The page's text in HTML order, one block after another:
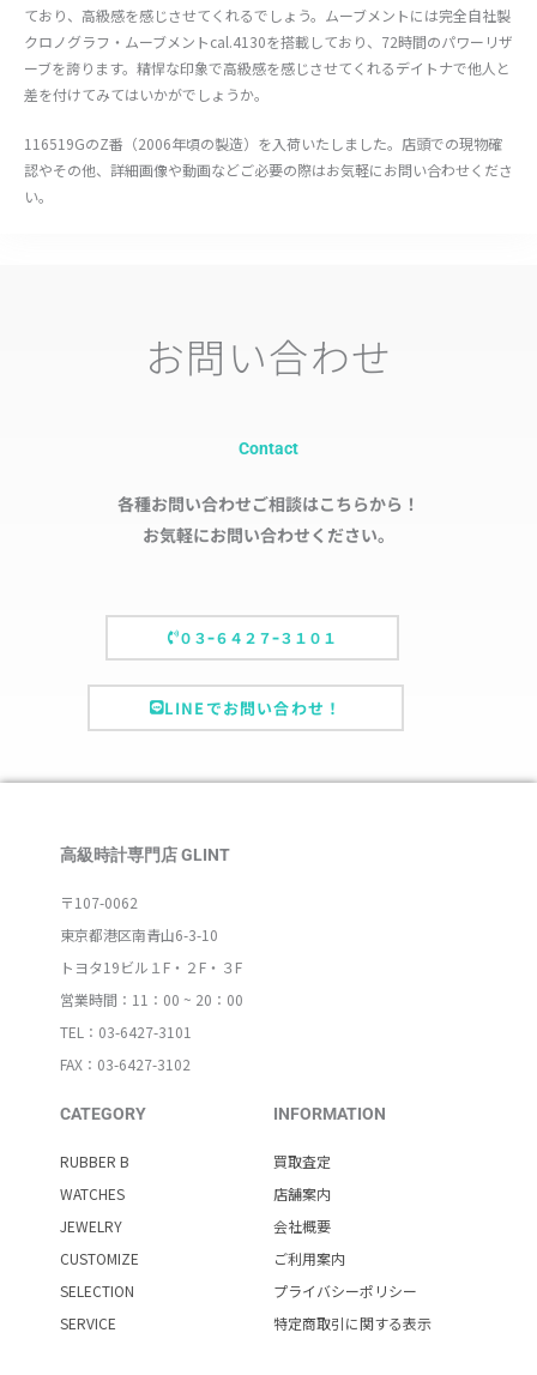
ており、高級感を感じさせてくれるでしょう。ムーブメントには完全自社製
クロノグラフ・ムーブメントcal.4130を搭載しており、72時間のパワーリザ
ーブを誇ります。精悍な印象で高級感を感じさせてくれるデイトナで他人と
差を付けてみてはいかがでしょうか。
116519GのZ番（2006年頃の製造）を入荷いたしました。店頭での現物確
認やその他、詳細画像や動画などご必要の際はお気軽にお問い合わせくださ
い。
お問い合わせ
Contact
各種お問い合わせご相談はこちらから！
お気軽にお問い合わせください。
０３ｰ６４２７ｰ３１０１
LINEでお問い合わせ！
高級時計専門店 GLINT
〒107-0062
東京都港区南青山6-3-10
トヨタ19ビル１F・２F・３F
営業時間：11：00 ~ 20：00
TEL：03-6427-3101
FAX：03-6427-3102
CATEGORY
RUBBER B
WATCHES
JEWELRY
CUSTOMIZE
SELECTION
SERVICE
INFORMATION
買取査定
店舗案内
会社概要
ご利用案内
プライバシーポリシー
特定商取引に関する表示